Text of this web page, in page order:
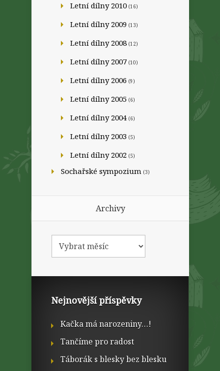
Letní dílny 2010 (16)
Letní dílny 2009 (13)
Letní dílny 2008 (12)
Letní dílny 2007 (10)
Letní dílny 2006 (9)
Letní dílny 2005 (6)
Letní dílny 2004 (6)
Letní dílny 2003 (5)
Letní dílny 2002 (5)
Sochařské sympozium (3)
Archivy
Nejnovější příspěvky
Kačka má narozeniny…!
Tančíme pro radost
Táborák s blesky bez blesku